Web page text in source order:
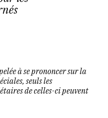
à se prononcer sur la
seuls les
de celles-ci peuvent